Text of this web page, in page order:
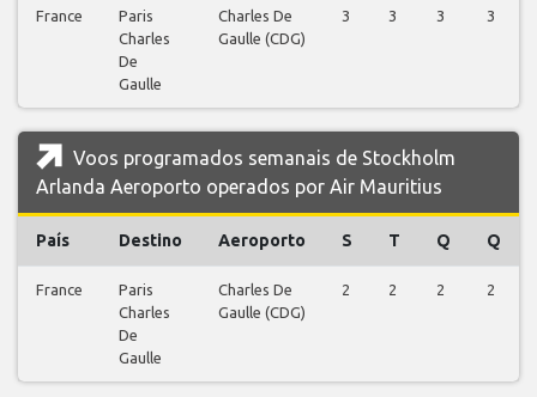
France
Paris
Charles
De
Gaulle
Charles De
Gaulle (CDG)
3 3 3 3
Voos programados semanais de Stockholm
Arlanda Aeroporto operados por Air Mauritius
País Destino Aeroporto S T Q Q
France
Paris
Charles
De
Gaulle
Charles De
Gaulle (CDG)
2 2 2 2